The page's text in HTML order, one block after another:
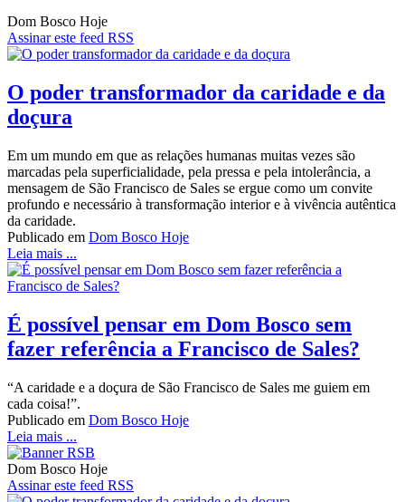
Dom Bosco Hoje
Assinar este feed RSS
O poder transformador da caridade e da
doçura
Em um mundo em que as relações humanas muitas vezes são
marcadas pela superficialidade, pela pressa e pela intolerância, a
mensagem de São Francisco de Sales se ergue como um convite
profundo e necessário à transformação interior e à vivência autêntica
da caridade.
Publicado em Dom Bosco Hoje
Leia mais ...
É possível pensar em Dom Bosco sem
fazer referência a Francisco de Sales?
“A caridade e a doçura de São Francisco de Sales me guiem em
cada coisa!”.
Publicado em Dom Bosco Hoje
Leia mais ...
Dom Bosco Hoje
Assinar este feed RSS